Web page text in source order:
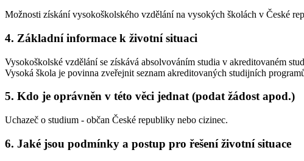
Možnosti získání vysokoškolského vzdělání na vysokých školách v České
4. Základní informace k životní situaci
Vysokoškolské vzdělání se získává absolvováním studia v akreditovaném
Vysoká škola je povinna zveřejnit seznam akreditovaných studijních
5. Kdo je oprávněn v této věci jednat (podat žádost apod.)
Uchazeč o studium - občan České republiky nebo cizinec.
6. Jaké jsou podmínky a postup pro řešení životní situace